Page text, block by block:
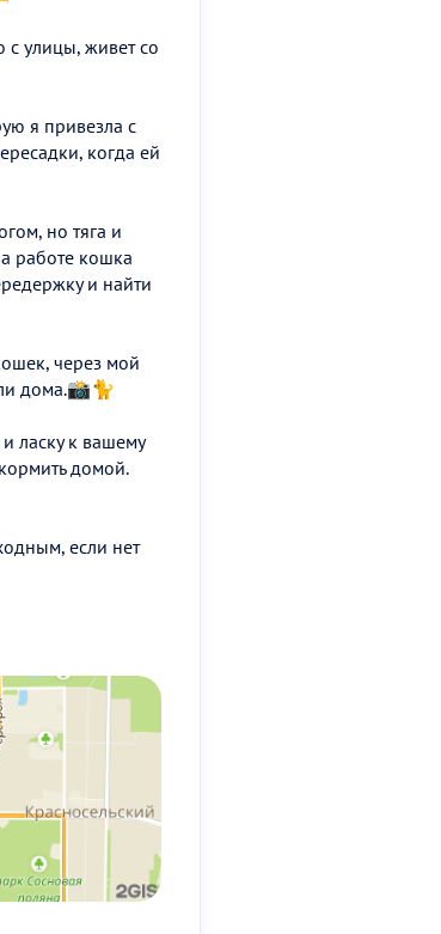
с улицы, живет со
я привезла с
когда ей
но тяга и
работе кошка
и найти
через мой
дома.📸🐈
ласку к вашему
домой.
если нет